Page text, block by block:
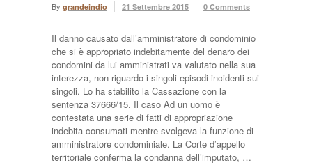
By grandeindio 21 Settembre 2015 0 Comments
Il danno causato dall’amministratore di condominio
che si è appropriato indebitamente del denaro dei
condomini da lui amministrati va valutato nella sua
interezza, non riguardo i singoli episodi incidenti sui
singoli. Lo ha stabilito la Cassazione con la
sentenza 37666/15. Il caso Ad un uomo è
contestata una serie di fatti di appropriazione
indebita consumati mentre svolgeva la funzione di
amministratore condominiale. La Corte d’appello
territoriale conferma la condanna dell’imputato, …